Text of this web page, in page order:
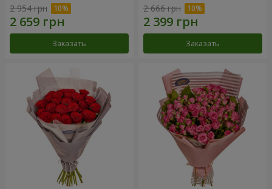
2 954 грн
Заказать
2 666 грн
Заказать